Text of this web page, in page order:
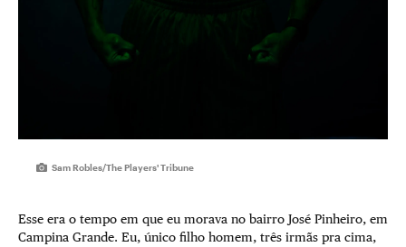
Sam Robles/The Players' Tribune
Esse era o tempo em que eu morava no bairro José Pinheiro, em
Campina Grande. Eu, único filho homem, três irmãs pra cima,